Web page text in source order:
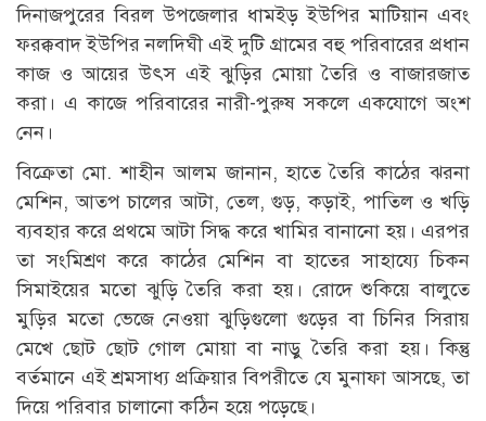
দিনাজপুরের বিরল উপজেলার ধামইড় ইউপির মাটিয়ান এবং
ফরক্কবাদ ইউপির নলদিঘী এই দুটি গ্রামের বহু পরিবারের প্রধান
কাজ ও আয়ের উৎস এই ঝুড়ির মোয়া তৈরি ও বাজারজাত
করা। এ কাজে পরিবারের নারী-পুরুষ সকলে একযোগে অংশ
নেন।
বিক্রেতা মো. শাহীন আলম জানান, হাতে তৈরি কাঠের ঝরনা
মেশিন, আতপ চালের আটা, তেল, গুড়, কড়াই, পাতিল ও খড়ি
ব্যবহার করে প্রথমে আটা সিদ্ধ করে খামির বানানো হয়। এরপর
তা সংমিশ্রণ করে কাঠের মেশিন বা হাতের সাহায্যে চিকন
সিমাইয়ের মতো ঝুড়ি তৈরি করা হয়। রোদে শুকিয়ে বালুতে
মুড়ির মতো ভেজে নেওয়া ঝুড়িগুলো গুড়ের বা চিনির সিরায়
মেখে ছোট ছোট গোল মোয়া বা নাড়ু তৈরি করা হয়। কিন্তু
বর্তমানে এই শ্রমসাধ্য প্রক্রিয়ার বিপরীতে যে মুনাফা আসছে, তা
দিয়ে পরিবার চালানো কঠিন হয়ে পড়েছে।